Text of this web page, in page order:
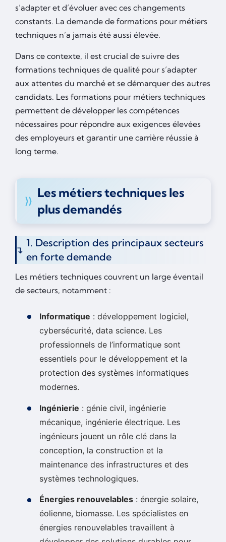
s’adapter et d’évoluer avec ces changements
constants. La demande de formations pour métiers
techniques n’a jamais été aussi élevée.
Dans ce contexte, il est crucial de suivre des
formations techniques de qualité pour s’adapter
aux attentes du marché et se démarquer des autres
candidats. Les formations pour métiers techniques
permettent de développer les compétences
nécessaires pour répondre aux exigences élevées
des employeurs et garantir une carrière réussie à
long terme.
Les métiers techniques les
plus demandés
1. Description des principaux secteurs
en forte demande
Les métiers techniques couvrent un large éventail
de secteurs, notamment :
Informatique : développement logiciel,
cybersécurité, data science. Les
professionnels de l’informatique sont
essentiels pour le développement et la
protection des systèmes informatiques
modernes.
Ingénierie : génie civil, ingénierie
mécanique, ingénierie électrique. Les
ingénieurs jouent un rôle clé dans la
conception, la construction et la
maintenance des infrastructures et des
systèmes technologiques.
Énergies renouvelables : énergie solaire,
éolienne, biomasse. Les spécialistes en
énergies renouvelables travaillent à